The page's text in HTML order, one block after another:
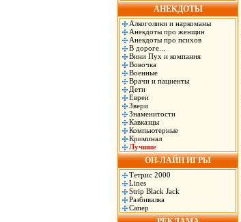
АНЕКДОТЫ
Алкоголики и наркоманы
Анекдоты про женщин
Анекдоты про психов
В дороге...
Вини Пух и компания
Вовочка
Военные
Врачи и пациенты
Дети
Евреи
Звери
Знаменитости
Кавказцы
Компьютерные
Криминал
Лучшие
ОН-ЛАЙН ИГРЫ
Тетрис 2000
Lines
Strip Black Jack
Разбивалка
Сапер